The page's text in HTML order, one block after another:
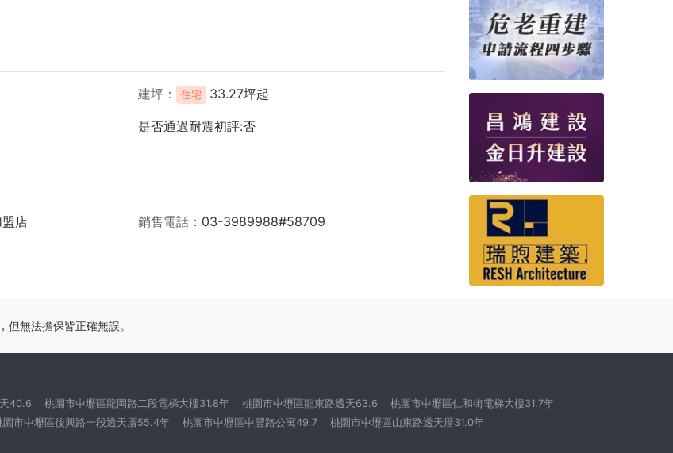
建坪 住宅 33.27坪起
是否通過耐震初評:否
店 銷售電話 03-3989988#58709
無法擔保皆正確無誤。
40.6 桃園市中壢區龍岡路二段電梯大樓31.8年 桃園市中壢區龍東路透天63.6
桃園市中壢區仁和街電梯大樓31.7年
園市中壢區後興路一段透天厝55.4年 桃園市中壢區中豐路公寓49.7
桃園市中壢區山東路透天厝31.0年